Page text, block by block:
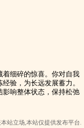
着细碎的惊喜。你对自我
验，为长远发展蓄力。
影响整体状态，保持松弛
本站立场,本站仅提供发布平台.